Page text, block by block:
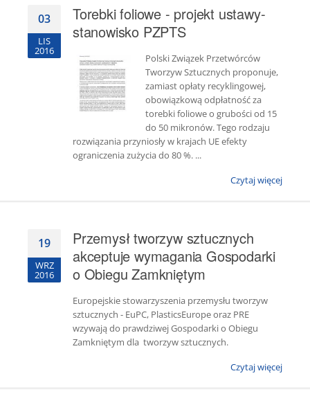
03
LIS
2016
Torebki foliowe - projekt ustawy-
stanowisko PZPTS
Polski Związek Przetwórców
Tworzyw Sztucznych proponuje,
zamiast opłaty recyklingowej,
obowiązkową odpłatność za
torebki foliowe o grubości od 15
do 50 mikronów. Tego rodzaju
rozwiązania przyniosły w krajach UE efekty
ograniczenia zużycia do 80 %. ...
Czytaj więcej
19
WRZ
2016
Przemysł tworzyw sztucznych
akceptuje wymagania Gospodarki
o Obiegu Zamkniętym
Europejskie stowarzyszenia przemysłu tworzyw
sztucznych - EuPC, PlasticsEurope oraz PRE
wzywają do prawdziwej Gospodarki o Obiegu
Zamkniętym dla tworzyw sztucznych.
Czytaj więcej